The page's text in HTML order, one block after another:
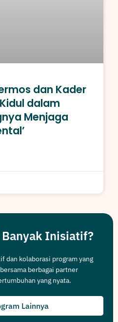
dan Kader
dalam
Menjaga
Inisiatif?
dan kolaborasi program yang
berbagai partner
yang nyata.
Lainnya